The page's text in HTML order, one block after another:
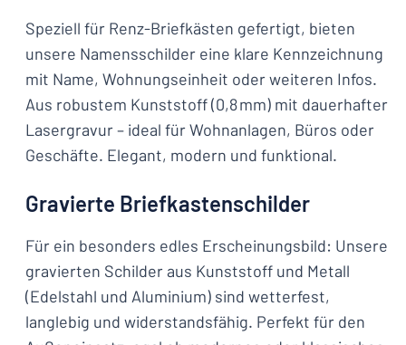
Speziell für Renz-Briefkästen gefertigt, bieten
unsere Namensschilder eine klare Kennzeichnung
mit Name, Wohnungseinheit oder weiteren Infos.
Aus robustem Kunststoff (0,8 mm) mit dauerhafter
Lasergravur – ideal für Wohnanlagen, Büros oder
Geschäfte. Elegant, modern und funktional.
Gravierte Briefkastenschilder
Für ein besonders edles Erscheinungsbild: Unsere
gravierten Schilder aus Kunststoff und Metall
(Edelstahl und Aluminium) sind wetterfest,
langlebig und widerstandsfähig. Perfekt für den